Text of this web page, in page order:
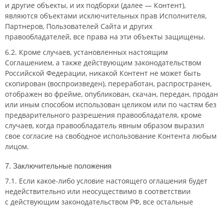
и другие объекты, и их подборки (далее — Контент),
являются объектами исключительных прав Исполнителя,
Партнеров, Пользователей Сайта и других
правообладателей, все права на эти объекты защищены.
6.2. Кроме случаев, установленных настоящим
Соглашением, а также действующим законодательством
Российской Федерации, никакой Контент не может быть
скопирован (воспроизведен), переработан, распространен,
отображен во фрейме, опубликован, скачан, передан, продан
или иным способом использован целиком или по частям без
предварительного разрешения правообладателя, кроме
случаев, когда правообладатель явным образом выразил
свое согласие на свободное использование Контента любым
лицом.
7. Заключительные положения
7.1. Если какое-либо условие настоящего оглашения будет
недействительно или неосуществимо в соответствии
с действующим законодательством РФ, все остальные